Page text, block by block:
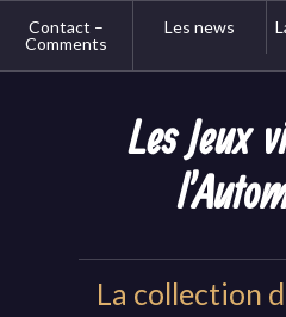
Contact –
Comments
Les news
Les Jeux
La collection